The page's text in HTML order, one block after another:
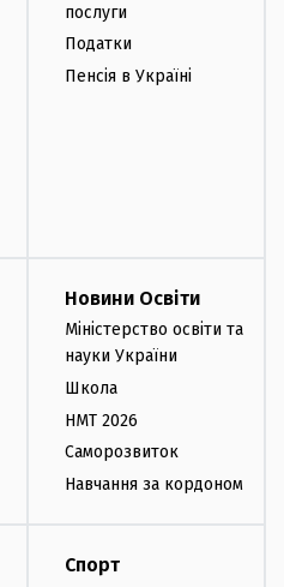
послуги
Податки
Пенсія в Україні
Новини Освіти
Міністерство освіти та
науки України
Школа
НМТ 2026
Саморозвиток
Навчання за кордоном
Спорт